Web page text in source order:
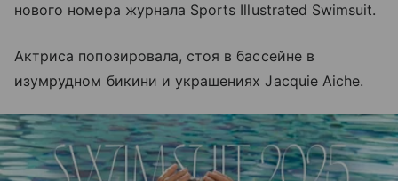
нового номера журнала Sports Illustrated Swimsuit.
Актриса попозировала, стоя в бассейне в
изумрудном бикини и украшениях Jacquie Aiche.